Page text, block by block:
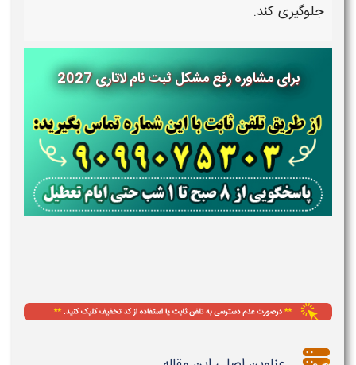
جلوگیری کند.
برای مشاوره رفع مشکل ثبت نام لاتاری 2027